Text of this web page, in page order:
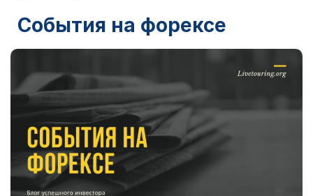
События на форексе